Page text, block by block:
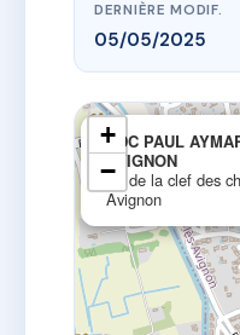
DERNIÈRE MODIF.
05/05/2025
SDC PAUL
AVIGNON
2 r de la clef des
Avignon
+
−